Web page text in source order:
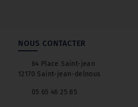
NOUS CONTACTER
64 Place Saint-jean
12170 Saint-jean-delnous
05 65 46 25 85